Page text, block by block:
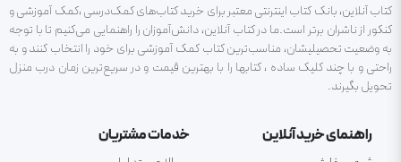
کتاب آنلاین، بانک کتاب اینترنتی معتبر برای خرید کتاب‌های کمک‌درسی ،کمک آموزشی و
کنکور از ناشران برتر است.ما در کتاب آنلاین، دانش‌آموزان را راهنمایی می‌کنیم تا با توجه
به وضعیت تحصیلیشان، مناسب‌ترین کتاب کمک آموزشی برای خود را انتخاب کنند و به
راحتی و با چند کلیک ساده ، کتابها را با بهترین قیمت و در سریع‌ترین زمان درب منزل
تحویل بگیرند.
راهنمای خرید آنلاین
خدمات مشتریان